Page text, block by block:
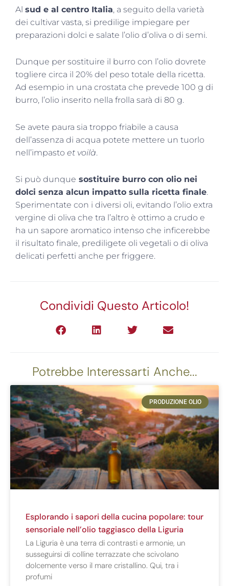
Al sud e al centro Italia, a seguito della varietà
dei cultivar vasta, si predilige impiegare per
preparazioni dolci e salate l’olio d’oliva o di semi.
Dunque per sostituire il burro con l’olio dovrete
togliere circa il 20% del peso totale della ricetta.
Ad esempio in una crostata che prevede 100 g di
burro, l’olio inserito nella frolla sarà di 80 g.
Se avete paura sia troppo friabile a causa
dell’assenza di acqua potete mettere un tuorlo
nell’impasto et voilà.
Si può dunque sostituire burro con olio nei
dolci senza alcun impatto sulla ricetta finale.
Sperimentate con i diversi oli, evitando l’olio extra
vergine di oliva che tra l’altro è ottimo a crudo e
ha un sapore aromatico intenso che inficerebbe
il risultato finale, prediligete oli vegetali o di oliva
delicati perfetti anche per friggere.
Condividi Questo Articolo!
Potrebbe Interessarti Anche...
PRODUZIONE OLIO
Esplorando i sapori della cucina popolare: tour
sensoriale nell’olio taggiasco della Liguria
La Liguria è una terra di contrasti e armonie, un
susseguirsi di colline terrazzate che scivolano
dolcemente verso il mare cristallino. Qui, tra i
profumi